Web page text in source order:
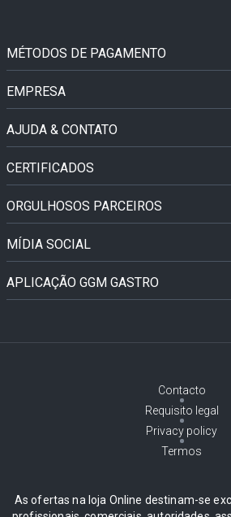
MÉTODOS DE PAGAMENTO
EMPRESA
AJUDA & CONTATO
CERTIFICADOS
ORGULHOSOS PARCEIROS
MÍDIA SOCIAL
APLICAÇÃO GGM GASTRO
Contacto
Requisito legal
Privacy policy
Termos
As ofertas na loja Online destinam-se